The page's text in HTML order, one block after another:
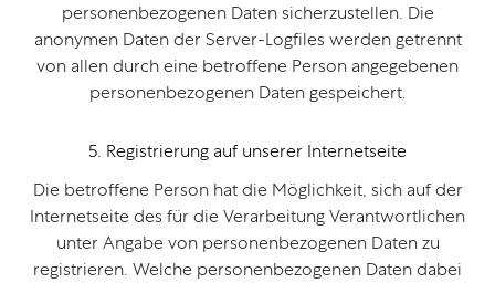
personenbezogenen Daten sicherzustellen. Die
anonymen Daten der Server-Logfiles werden getrennt
von allen durch eine betroffene Person angegebenen
personenbezogenen Daten gespeichert.
5. Registrierung auf unserer Internetseite
Die betroffene Person hat die Möglichkeit, sich auf der
Internetseite des für die Verarbeitung Verantwortlichen
unter Angabe von personenbezogenen Daten zu
registrieren. Welche personenbezogenen Daten dabei